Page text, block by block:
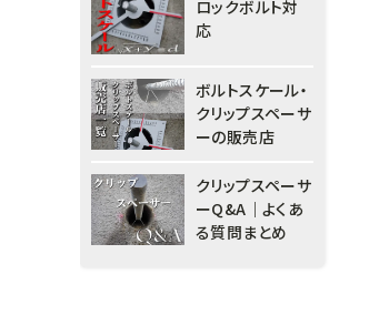
ロックボルト対
応
ボルトスケール・
クリップスペーサ
ーの販売店
クリップスペーサ
ーQ&A｜よくあ
る質問まとめ